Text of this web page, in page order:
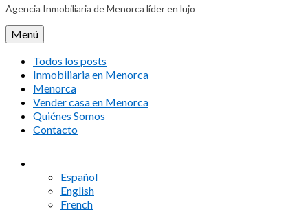
Agencia Inmobiliaria de Menorca líder en lujo
Menú
Todos los posts
Inmobiliaria en Menorca
Menorca
Vender casa en Menorca
Quiénes Somos
Contacto
Español
English
French